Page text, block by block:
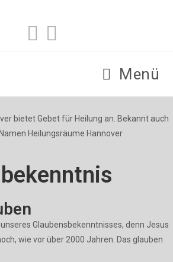
Menü
Glaubensbekenntnisses, denn Jesus
wie vor über 2000 Jahren. Das glauben